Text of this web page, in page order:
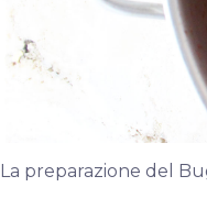
La preparazione del